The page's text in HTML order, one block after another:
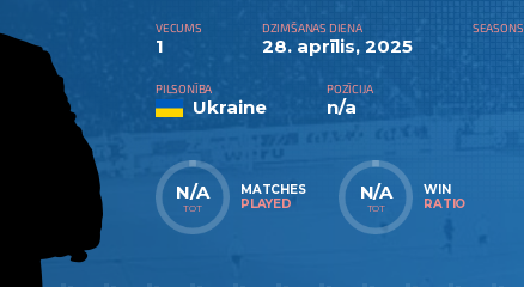
VECUMS
1
DZIMŠANAS DIENA
28. aprīlis, 2025
SEASONS
PILSONĪBA
Ukraine
POZĪCIJA
n/a
N/A
TOT
MATCHES
PLAYED
N/A
TOT
WIN
RATIO